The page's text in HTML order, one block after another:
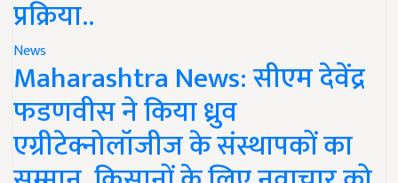
प्रक्रिया..
News
Maharashtra News: सीएम देवेंद्र
फडणवीस ने किया ध्रुव
एग्रीटेक्नोलॉजीज के संस्थापकों का